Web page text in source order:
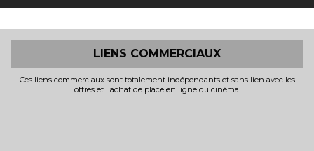
LIENS COMMERCIAUX
Ces liens commerciaux sont totalement indépendants et sans lien avec les
offres et l'achat de place en ligne du cinéma.